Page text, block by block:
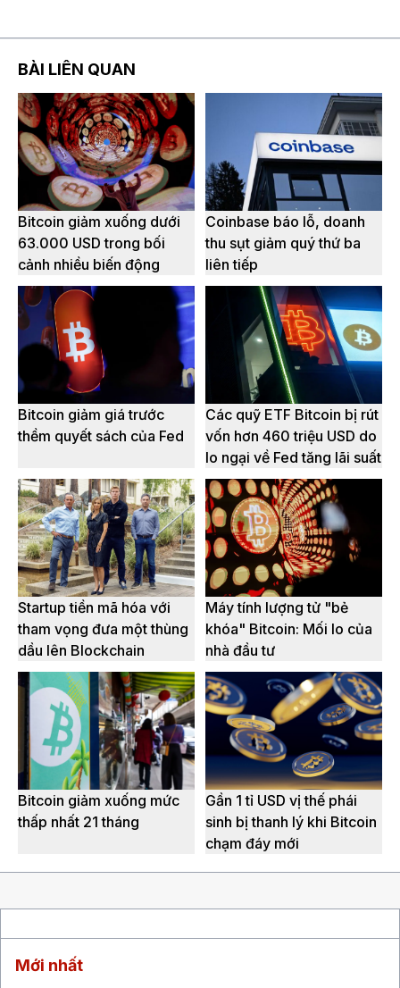
BÀI LIÊN QUAN
Bitcoin giảm xuống dưới
63.000 USD trong bối
cảnh nhiều biến động
Coinbase báo lỗ, doanh
thu sụt giảm quý thứ ba
liên tiếp
Bitcoin giảm giá trước
thềm quyết sách của Fed
Các quỹ ETF Bitcoin bị rút
vốn hơn 460 triệu USD do
lo ngại về Fed tăng lãi suất
Startup tiền mã hóa với
tham vọng đưa một thùng
dầu lên Blockchain
Máy tính lượng tử "bẻ
khóa" Bitcoin: Mối lo của
nhà đầu tư
Bitcoin giảm xuống mức
thấp nhất 21 tháng
Gần 1 tỉ USD vị thế phái
sinh bị thanh lý khi Bitcoin
chạm đáy mới
Mới nhất